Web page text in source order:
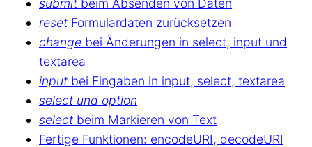
reset Formulardaten zurücksetzen
change bei Änderungen in select, input und
textarea
input bei Eingaben in input, select, textarea
select und option
select beim Markieren von Text
Fertige Funktionen: encodeURI, decodeURI